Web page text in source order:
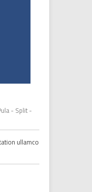
- Split -
ullamco